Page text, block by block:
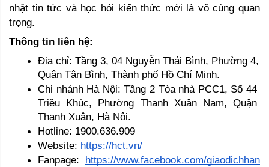
nhật tin tức và học hỏi kiến thức mới là vô cùng quan
trọng.
Thông tin liên hệ:
Địa chỉ: Tầng 3, 04 Nguyễn Thái Bình, Phường 4,
Quận Tân Bình, Thành phố Hồ Chí Minh.
Chi nhánh Hà Nội: Tầng 2 Tòa nhà PCC1, Số 44
Triều Khúc, Phường Thanh Xuân Nam, Quận
Thanh Xuân, Hà Nội.
Hotline: 1900.636.909
Website: https://hct.vn/
Fanpage: https://www.facebook.com/giaodichhan